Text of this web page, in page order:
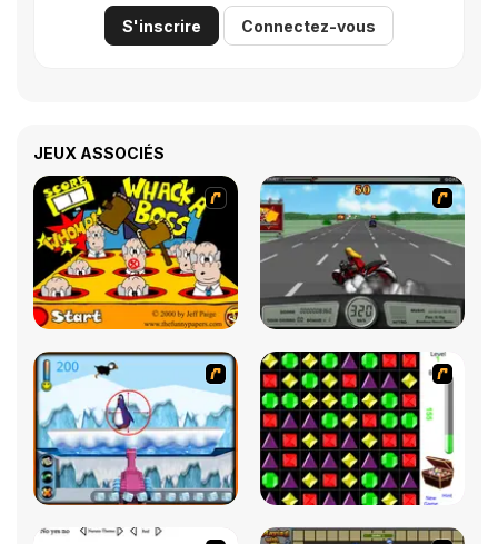
S'inscrire Connectez-vous
JEUX ASSOCIÉS